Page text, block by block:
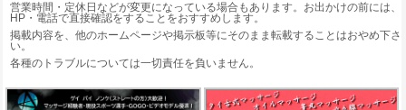
営業時間・定休日などが変更になっている場合もあります。お出かけの前には、
HP・電話で直接確認をすることをおすすめします。
掲載内容を、他のホームページや掲示板等にそのまま転載することはおやめ下さ
い。
各種のトラブルについては一切責任を負いません。